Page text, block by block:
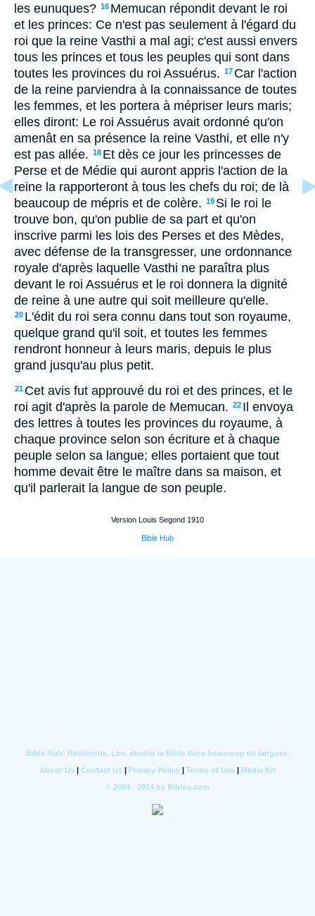
les eunuques? 16 Memucan répondit devant le roi
et les princes: Ce n'est pas seulement à l'égard du
roi que la reine Vasthi a mal agi; c'est aussi envers
tous les princes et tous les peuples qui sont dans
toutes les provinces du roi Assuérus. 17 Car l'action
de la reine parviendra à la connaissance de toutes
les femmes, et les portera à mépriser leurs maris;
elles diront: Le roi Assuérus avait ordonné qu'on
amenât en sa présence la reine Vasthi, et elle n'y
est pas allée. 18 Et dès ce jour les princesses de
Perse et de Médie qui auront appris l'action de la
reine la rapporteront à tous les chefs du roi; de là
beaucoup de mépris et de colère. 19 Si le roi le
trouve bon, qu'on publie de sa part et qu'on
inscrive parmi les lois des Perses et des Mèdes,
avec défense de la transgresser, une ordonnance
royale d'après laquelle Vasthi ne paraîtra plus
devant le roi Assuérus et le roi donnera la dignité
de reine à une autre qui soit meilleure qu'elle.
20 L'édit du roi sera connu dans tout son royaume,
quelque grand qu'il soit, et toutes les femmes
rendront honneur à leurs maris, depuis le plus
grand jusqu'au plus petit.
21 Cet avis fut approuvé du roi et des princes, et le
roi agit d'après la parole de Memucan. 22 Il envoya
des lettres à toutes les provinces du royaume, à
chaque province selon son écriture et à chaque
peuple selon sa langue; elles portaient que tout
homme devait être le maître dans sa maison, et
qu'il parlerait la langue de son peuple.
Version Louis Segond 1910
Bible Hub